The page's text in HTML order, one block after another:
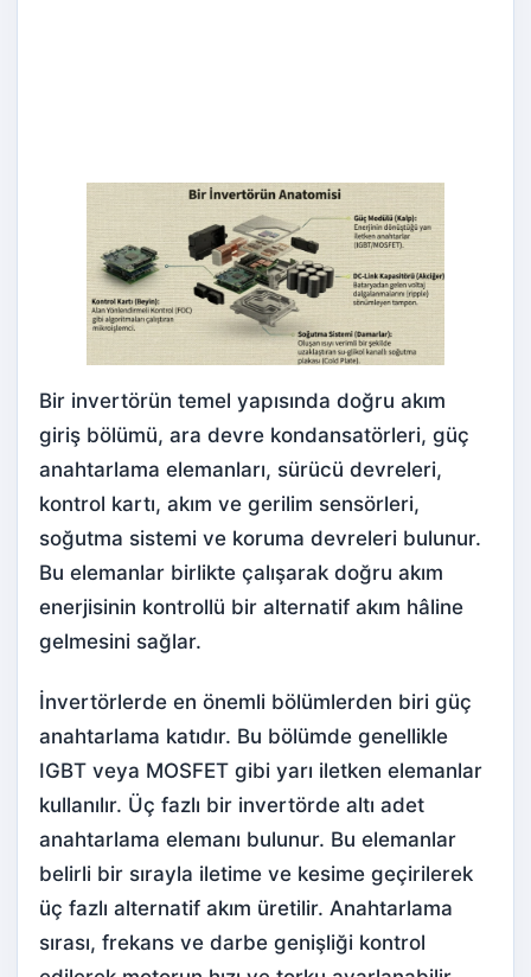
Bir invertörün temel yapısında doğru akım
giriş bölümü, ara devre kondansatörleri, güç
anahtarlama elemanları, sürücü devreleri,
kontrol kartı, akım ve gerilim sensörleri,
soğutma sistemi ve koruma devreleri bulunur.
Bu elemanlar birlikte çalışarak doğru akım
enerjisinin kontrollü bir alternatif akım hâline
gelmesini sağlar.
İnvertörlerde en önemli bölümlerden biri güç
anahtarlama katıdır. Bu bölümde genellikle
IGBT veya MOSFET gibi yarı iletken elemanlar
kullanılır. Üç fazlı bir invertörde altı adet
anahtarlama elemanı bulunur. Bu elemanlar
belirli bir sırayla iletime ve kesime geçirilerek
üç fazlı alternatif akım üretilir. Anahtarlama
sırası, frekans ve darbe genişliği kontrol